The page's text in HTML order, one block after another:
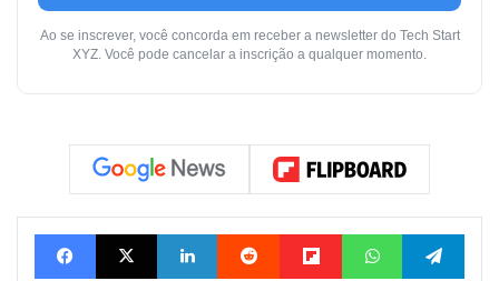
Ao se inscrever, você concorda em receber a newsletter do Tech Start
XYZ. Você pode cancelar a inscrição a qualquer momento.
FacebookX Linkedin Reddit FlipboardWhatsApp